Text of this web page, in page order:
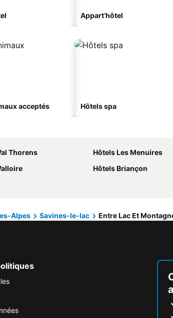
Appart’hôtel
acceptés Hôtels spa
Thorens
Hôtels Les Menuires
Hôtels Briançon
Alpes Savines-le-lac Entre Lac Et